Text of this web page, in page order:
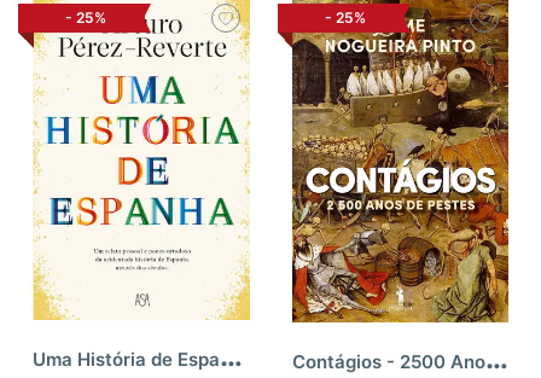
- 25%
U
ma História de Espanha
- 25%
C
ontágios - 2500 Anos de Pestes